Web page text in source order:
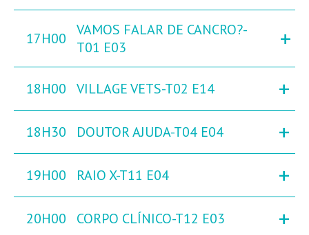
17H00
VAMOS FALAR DE CANCRO?-
T01 E03
+
18H00 VILLAGE VETS-T02 E14 +
18H30 DOUTOR AJUDA-T04 E04 +
19H00 RAIO X-T11 E04 +
20H00 CORPO CLÍNICO-T12 E03 +